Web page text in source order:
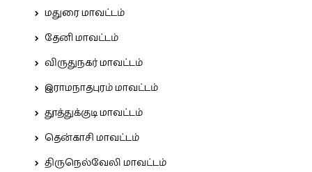
மதுரை மாவட்டம்
தேனி மாவட்டம்
விருதுநகர் மாவட்டம்
இராமநாதபுரம் மாவட்டம்
தூத்துக்குடி மாவட்டம்
தென்காசி மாவட்டம்
திருநெல்வேலி மாவட்டம்